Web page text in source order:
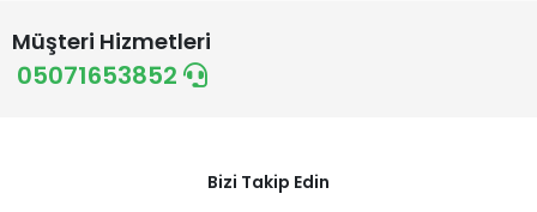
Müşteri Hizmetleri
05071653852
Bizi Takip Edin